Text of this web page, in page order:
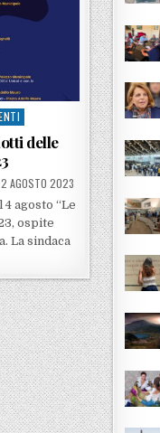
delle
POSTED ON
2 AGOSTO 2023
4 agosto “Le
ospite
La sindaca